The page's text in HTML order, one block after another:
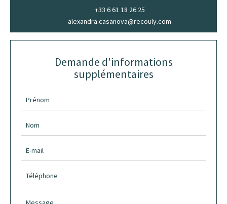
+33 6 61 18 26 25
alexandra.casanova@recouly.com
Demande d'informations
supplémentaires